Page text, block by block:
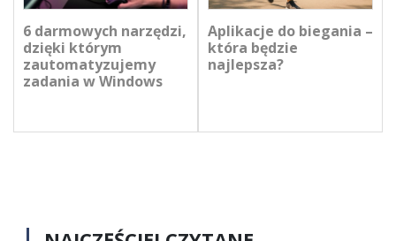
6 darmowych narzędzi,
dzięki którym
zautomatyzujemy
zadania w Windows
Aplikacje do biegania –
która będzie
najlepsza?